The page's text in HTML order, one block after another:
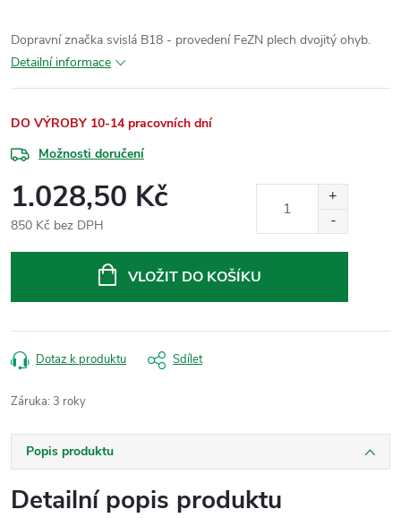
Dopravní značka svislá B18 - provedení FeZN plech dvojitý ohyb.
Detailní informace
DO VÝROBY 10-14 pracovních dní
Možnosti doručení
1.028,50 Kč
850 Kč bez DPH
VLOŽIT DO KOŠÍKU
Dotaz k produktu Sdílet
Záruka: 3 roky
Popis produktu
Detailní popis produktu